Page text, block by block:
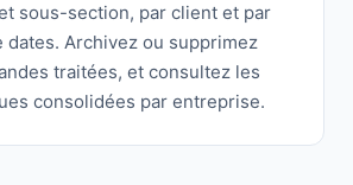
sous-section, par client et par
dates. Archivez ou supprimez
traitées, et consultez les
consolidées par entreprise.